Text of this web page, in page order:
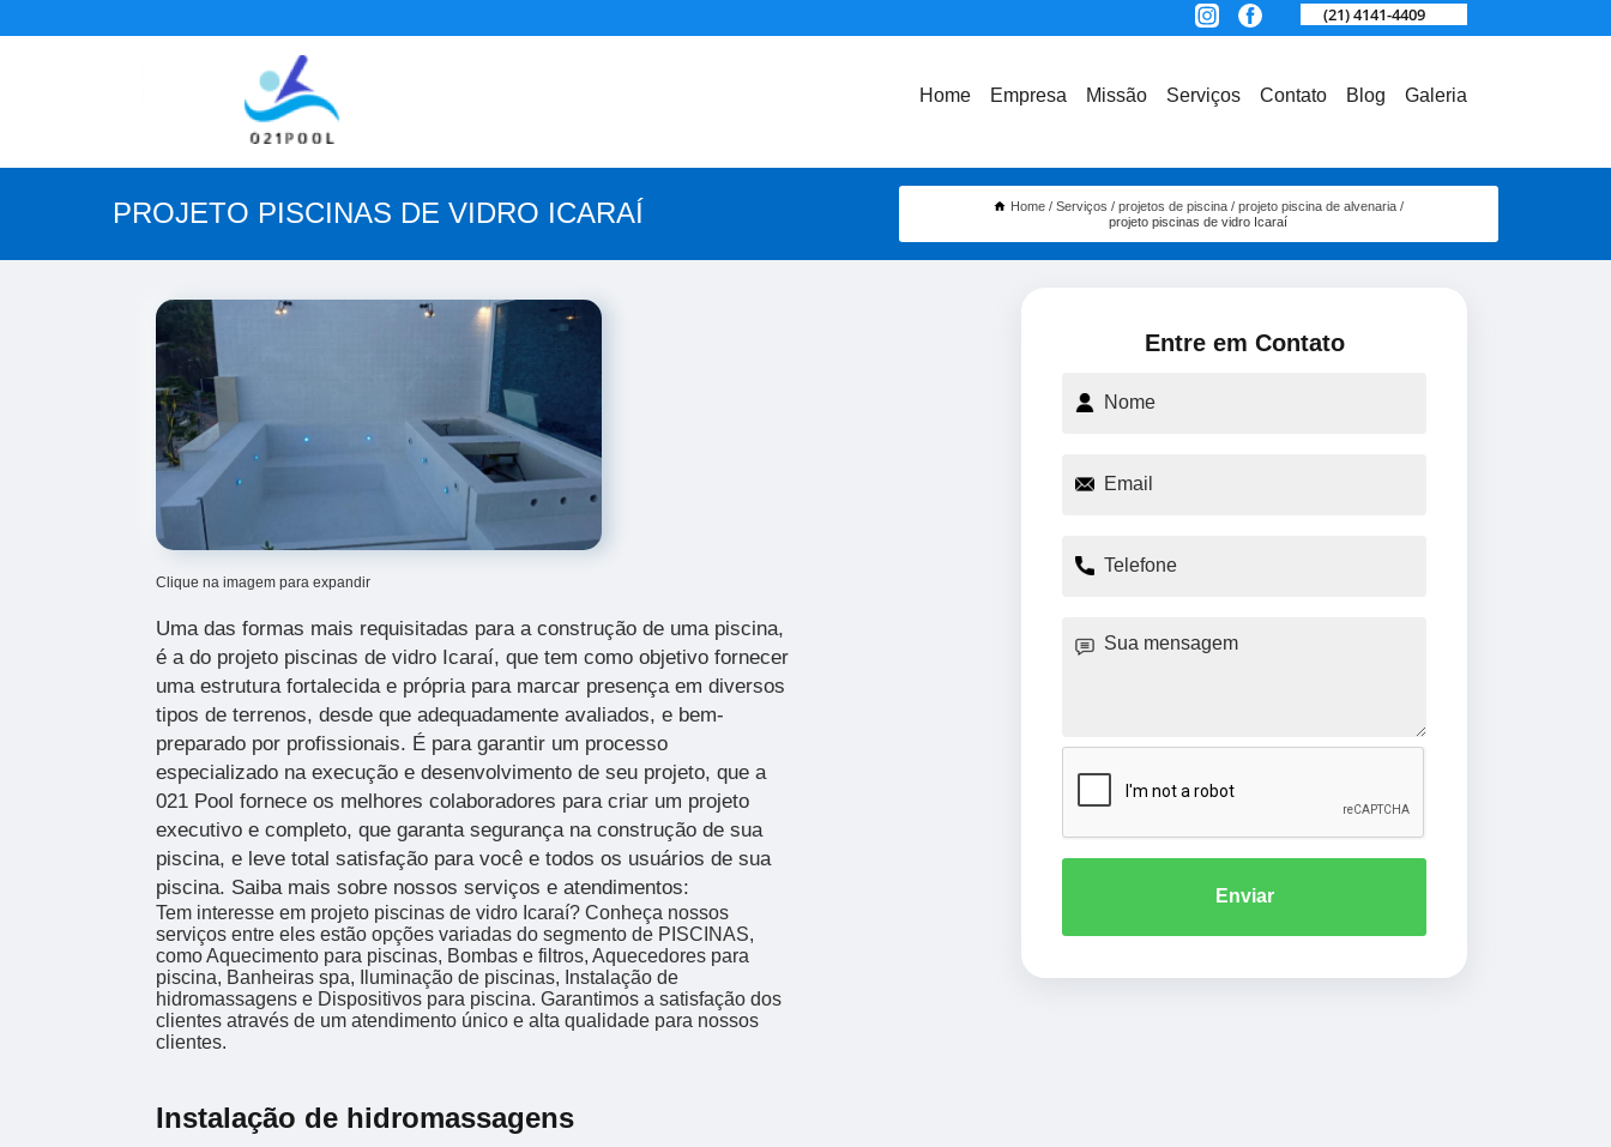
(21) 4141-4409
Home Empresa Missão Serviços Contato Blog Galeria
PROJETO PISCINAS DE VIDRO ICARAÍ Home Serviços projetos de piscina
projeto piscina de alvenaria
projeto piscinas de vidro Icaraí
Clique na imagem para expandir
Uma das formas mais requisitadas para a construção de uma piscina,
é a do projeto piscinas de vidro Icaraí, que tem como objetivo fornecer
uma estrutura fortalecida e própria para marcar presença em diversos
tipos de terrenos, desde que adequadamente avaliados, e bem-
preparado por profissionais. É para garantir um processo
especializado na execução e desenvolvimento de seu projeto, que a
021 Pool fornece os melhores colaboradores para criar um projeto
executivo e completo, que garanta segurança na construção de sua
piscina, e leve total satisfação para você e todos os usuários de sua
piscina. Saiba mais sobre nossos serviços e atendimentos:
Tem interesse em projeto piscinas de vidro Icaraí? Conheça nossos
serviços entre eles estão opções variadas do segmento de PISCINAS,
como Aquecimento para piscinas, Bombas e filtros, Aquecedores para
piscina, Banheiras spa, Iluminação de piscinas, Instalação de
hidromassagens e Dispositivos para piscina. Garantimos a satisfação dos
clientes através de um atendimento único e alta qualidade para nossos
clientes.
Instalação de hidromassagens
Entre em Contato
Enviar